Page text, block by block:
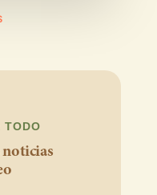
TODO
noticias